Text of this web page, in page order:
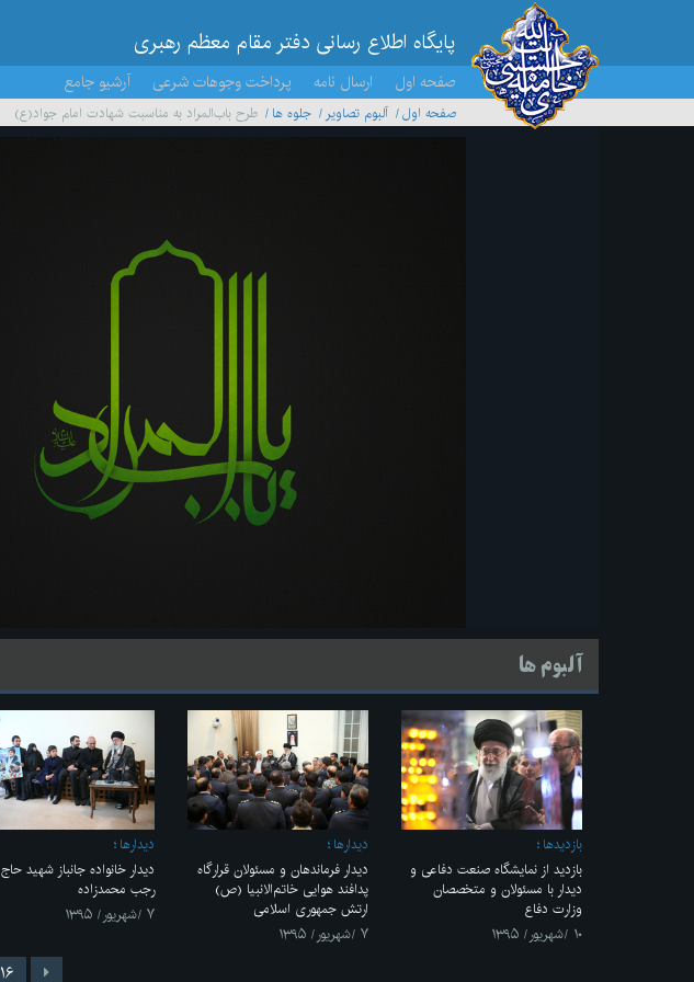
پایگاه اطلاع رسانی دفتر مقام معظم رهبری
صفحه اول ارسال نامه پرداخت وجوهات شرعی آرشیو جامع
صفحه اول آلبوم تصاویر جلوه ها
طرح باب‌المراد به مناسبت شهادت امام جواد(ع)
آلبوم ها
بازديدها
بازدید از نمایشگاه صنعت دفاعی و
دیدار با مسئولان و متخصصان
وزارت دفاع
۱۰ /شهریور/ ۱۳۹۵
ديدارها
دیدار فرماندهان و مسئولان قرارگاه
پدافند هوایی خاتم‌الانبیا (ص)
ارتش جمهوری اسلامی
۷ /شهریور/ ۱۳۹۵
ديدارها
دیدار خانواده جانباز شهید حاج
رجب محمدزاده
۷ /شهریور/ ۱۳۹۵
۱۶